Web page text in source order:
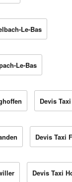
Le-Bas
Le-Bas
Devis
Devis Taxi
Devis Taxi